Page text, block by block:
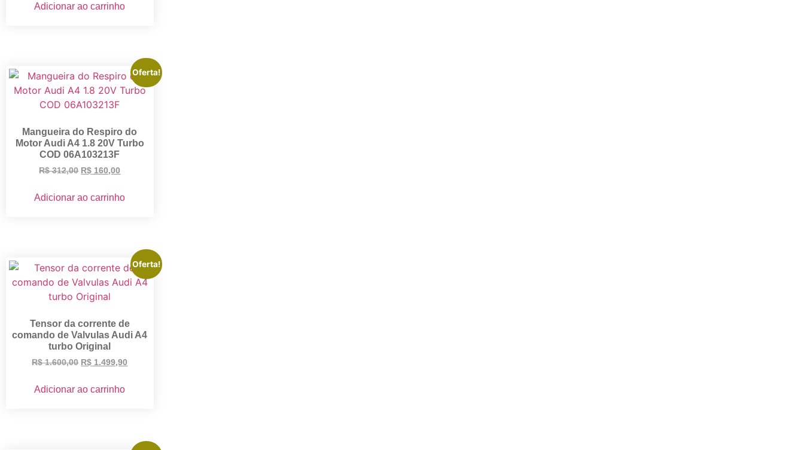
Adicionar ao carrinho
Oferta!
Mangueira do Respiro do
Motor Audi A4 1.8 20V Turbo
COD 06A103213F
R$312,00 R$ 160,00
Adicionar ao carrinho
Oferta!
Tensor da corrente de
comando de Valvulas Audi A4
turbo Original
R$1.600,00 R$ 1.499,90
Adicionar ao carrinho